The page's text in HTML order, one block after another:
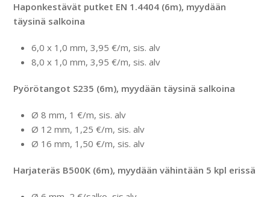
Haponkestävät putket EN 1.4404 (6m), myydään
täysinä salkoina
6,0 x 1,0 mm, 3,95 €/m, sis. alv
8,0 x 1,0 mm, 3,95 €/m, sis. alv
Pyörötangot S235 (6m), myydään täysinä salkoina
Ø 8 mm, 1 €/m, sis. alv
Ø 12 mm, 1,25 €/m, sis. alv
Ø 16 mm, 1,50 €/m, sis. alv
Harjateräs B500K (6m), myydään vähintään 5 kpl erissä